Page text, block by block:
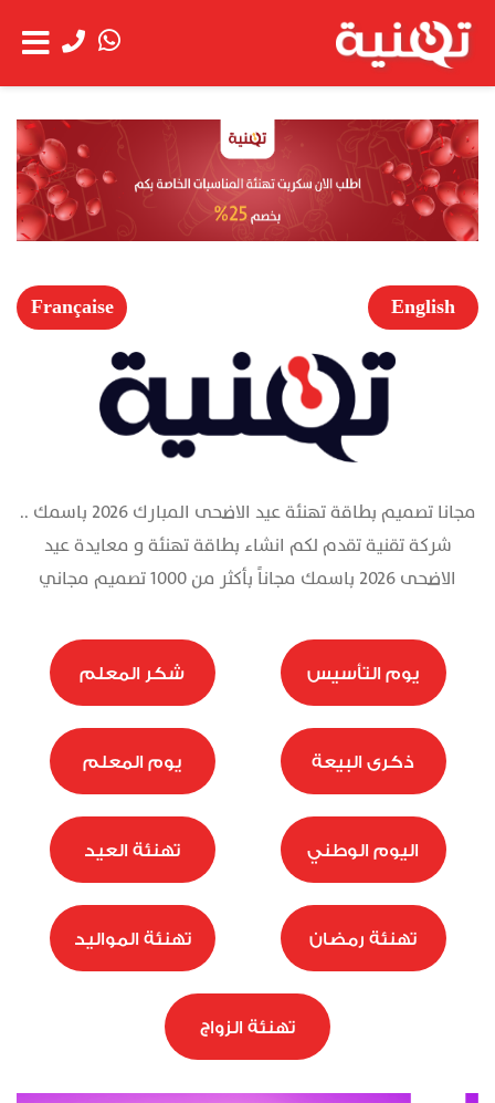
الحساب
شاهد العربة
عن
الشركة
خدمة
العملاء
الخدمات
English
Française
مجانا تصميم بطاقة تهنئة عيد الاضحى المبارك 2026 باسمك ..
شركة تقنية تقدم لكم انشاء بطاقة تهنئة و معايدة عيد
الاضحى 2026 باسمك مجاناً بأكثر من 1000 تصميم مجاني
يوم التأسيس شكر المعلم
ذكرى البيعة يوم المعلم
اليوم الوطني تهنئة العيد
تهنئة رمضان تهنئة المواليد
تهنئة الزواج